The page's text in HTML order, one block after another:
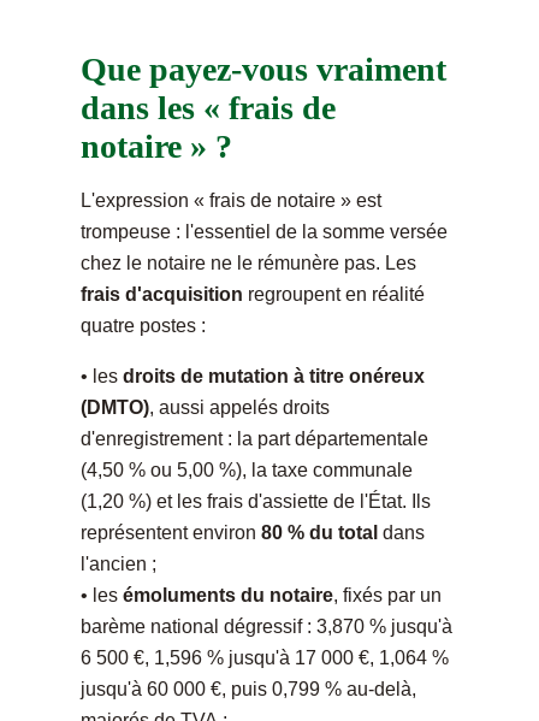
Que payez-vous vraiment
dans les « frais de
notaire » ?
L'expression « frais de notaire » est
trompeuse : l'essentiel de la somme versée
chez le notaire ne le rémunère pas. Les
frais d'acquisition regroupent en réalité
quatre postes :
• les droits de mutation à titre onéreux
(DMTO), aussi appelés droits
d'enregistrement : la part départementale
(4,50 % ou 5,00 %), la taxe communale
(1,20 %) et les frais d'assiette de l'État. Ils
représentent environ 80 % du total dans
l'ancien ;
• les émoluments du notaire, fixés par un
barème national dégressif : 3,870 % jusqu'à
6 500 €, 1,596 % jusqu'à 17 000 €, 1,064 %
jusqu'à 60 000 €, puis 0,799 % au-delà,